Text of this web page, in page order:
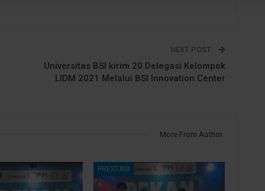
NEXT POST
Universitas BSI kirim 20 Delegasi Kelompok
LIDM 2021 Melalui BSI Innovation Center
More From Author
PRESTASI